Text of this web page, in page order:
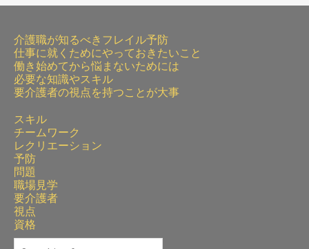
介護職が知るべきフレイル予防
仕事に就くためにやっておきたいこと
働き始めてから悩まないためには
必要な知識やスキル
要介護者の視点を持つことが大事
スキル
チームワーク
レクリエーション
予防
問題
職場見学
要介護者
視点
資格